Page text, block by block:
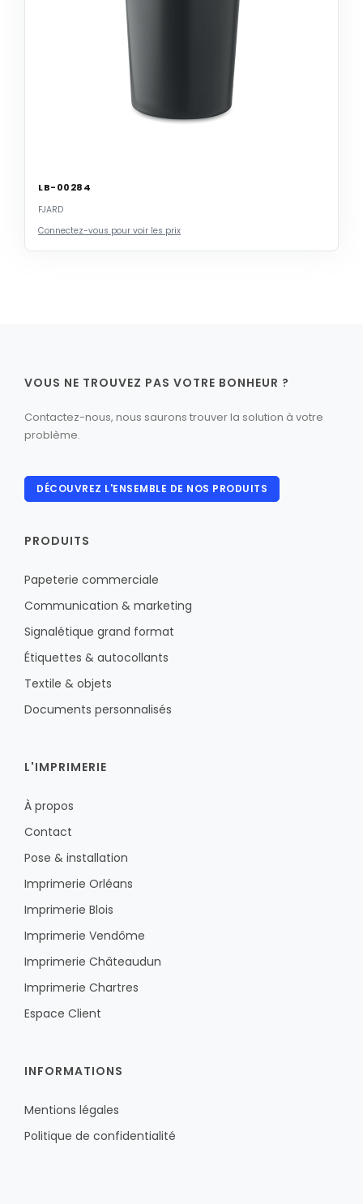
LB-00284
FJARD
Connectez-vous pour voir les prix
VOUS NE TROUVEZ PAS VOTRE BONHEUR ?
Contactez-nous, nous saurons trouver la solution à votre
problème.
DÉCOUVREZ L'ENSEMBLE DE NOS PRODUITS
PRODUITS
Papeterie commerciale
Communication & marketing
Signalétique grand format
Étiquettes & autocollants
Textile & objets
Documents personnalisés
L'IMPRIMERIE
À propos
Contact
Pose & installation
Imprimerie Orléans
Imprimerie Blois
Imprimerie Vendôme
Imprimerie Châteaudun
Imprimerie Chartres
Espace Client
INFORMATIONS
Mentions légales
Politique de confidentialité